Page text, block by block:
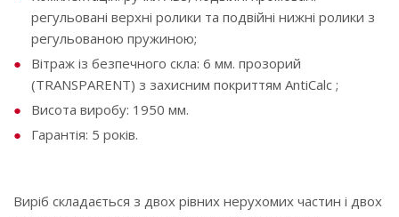
регульовані верхні ролики та подвійні нижні ролики з
регульованою пружиною;
Вітраж із безпечного скла: 6 мм. прозорий
(TRANSPARENT) з захисним покриттям AntiCalc ;
Висота виробу: 1950 мм.
Гарантія: 5 років.
Виріб складається з двох рівних нерухомих частин і двох